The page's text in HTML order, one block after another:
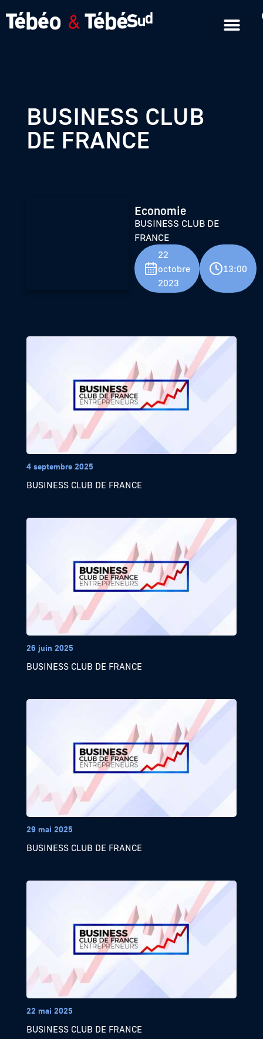
BUSINESS CLUB
DE FRANCE
Economie
BUSINESS CLUB DE
FRANCE
22
octobre
2023
13:00
4 septembre 2025
BUSINESS CLUB DE FRANCE
26 juin 2025
BUSINESS CLUB DE FRANCE
29 mai 2025
BUSINESS CLUB DE FRANCE
22 mai 2025
BUSINESS CLUB DE FRANCE